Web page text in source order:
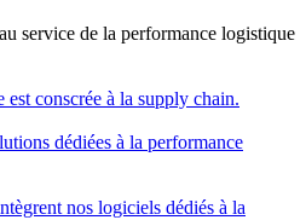
service de la performance logistique
conscrée à la supply chain.
dédiées à la performance
nos logiciels dédiés à la